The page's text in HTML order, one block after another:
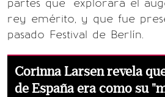
partes que "explorará el
rey emérito, y que fue
pasado Festival de Berlín.
Corinna Larsen revela
de España era como su